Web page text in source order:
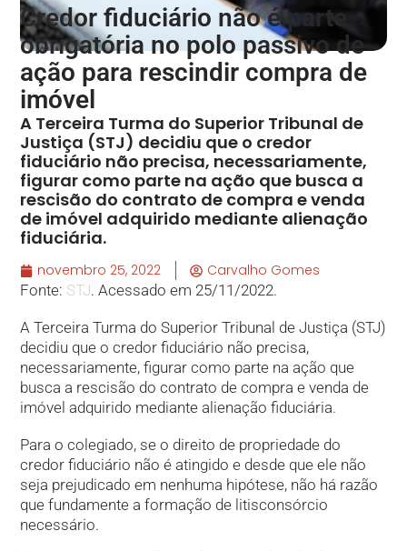
Credor fiduciário não é parte
obrigatória no polo passivo de
ação para rescindir compra de
imóvel
A Terceira Turma do Superior Tribunal de
Justiça (STJ) decidiu que o credor
fiduciário não precisa, necessariamente,
figurar como parte na ação que busca a
rescisão do contrato de compra e venda
de imóvel adquirido mediante alienação
fiduciária.
novembro 25, 2022
Carvalho Gomes
Fonte: STJ. Acessado em 25/11/2022.
A Terceira Turma do Superior Tribunal de Justiça (STJ)
decidiu que o credor fiduciário não precisa,
necessariamente, figurar como parte na ação que
busca a rescisão do contrato de compra e venda de
imóvel adquirido mediante alienação fiduciária.
Para o colegiado, se o direito de propriedade do
credor fiduciário não é atingido e desde que ele não
seja prejudicado em nenhuma hipótese, não há razão
que fundamente a formação de litisconsórcio
necessário.